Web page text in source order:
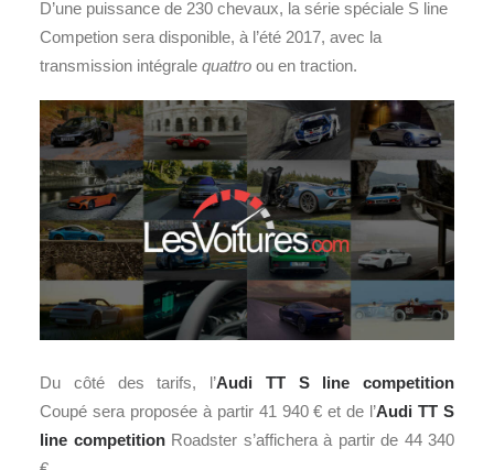
D’une puissance de 230 chevaux, la série spéciale S line
Competion sera disponible, à l’été 2017, avec la
transmission intégrale quattro ou en traction.
Du côté des tarifs, l’Audi TT
S line competition
Coupé sera proposée à partir 41 940 € et de l’Audi TT S
line competitionRoadster s’affichera à partir de 44 340